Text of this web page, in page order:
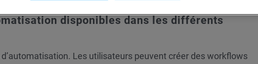
disponibles dans les différents
Les utilisateurs peuvent créer des workflows